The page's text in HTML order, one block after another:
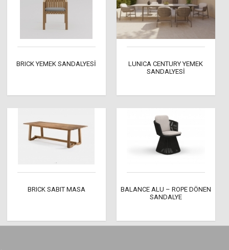
BRICK YEMEK SANDALYESİ
LUNICA CENTURY YEMEK
SANDALYESİ
BRICK SABIT MASA
BALANCE ALU – ROPE DÖNEN
SANDALYE